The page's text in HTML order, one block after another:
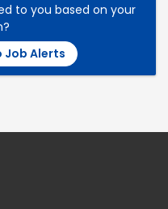
to you based on your
Job Alerts